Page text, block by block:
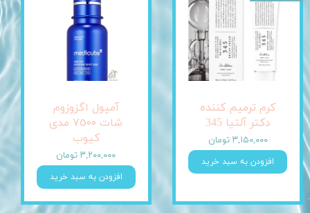
کرم ترمیم کننده
دکتر آلتیا 345
۳,۱۵۰,۰۰۰ تومان
افزودن به سبد خرید
آمپول اگزوزوم
شات ٧٥٠٠ مدی
کیوب
۳,۲۰۰,۰۰۰ تومان
افزودن به سبد خرید